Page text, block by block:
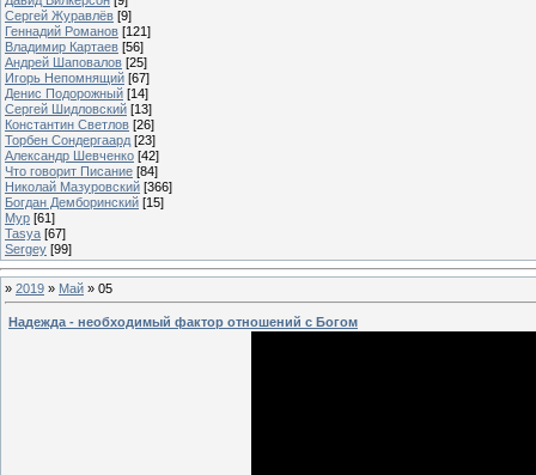
Сергей Журавлёв [9]
Геннадий Романов [121]
Владимир Картаев [56]
Андрей Шаповалов [25]
Игорь Непомнящий [67]
Денис Подорожный [14]
Сергей Шидловский [13]
Константин Светлов [26]
Торбен Сондергаард [23]
Александр Шевченко [42]
Что говорит Писание [84]
Николай Мазуровский [366]
Богдан Демборинский [15]
Мур [61]
Tasya [67]
Sergey [99]
» 2019 » Май » 05
Надежда - необходимый фактор отношений с Богом